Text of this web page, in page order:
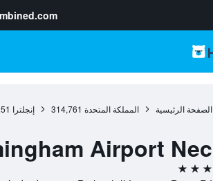
الصفحة الرئيسية المملكة المتحدة 314,761 إنجلترا
Airport Nec
3 نجوم